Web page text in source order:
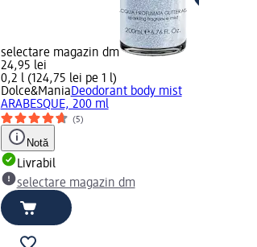
selectare magazin dm
24,95 lei
0,2 l (124,75 lei pe 1 l)
Dolce&ManiaDeodorant body mist
ARABESQUE, 200 ml
(5)
Notă
Livrabil
selectare magazin dm